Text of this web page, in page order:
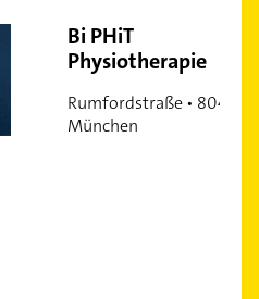
Bi PHiT
Physiotherapie
Rumfordstraße • 80469
München